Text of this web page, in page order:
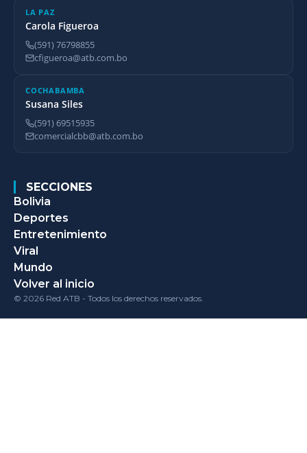
LA PAZ
Carola Figueroa
(591) 76798855
cfigueroa@atb.com.bo
COCHABAMBA
Susana Siles
(591) 69515935
comercialcbb@atb.com.bo
SECCIONES
Bolivia
Deportes
Entretenimiento
Viral
Mundo
Volver al inicio
© 2026 Red ATB - Todos los derechos reservados.